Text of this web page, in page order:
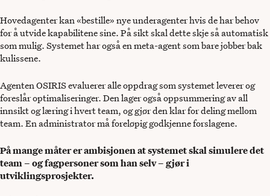
Hovedagenter kan «bestille» nye underagenter hvis de har behov
for å utvide kapabilitene sine. På sikt skal dette skje så automatisk
som mulig. Systemet har også en meta-agent som bare jobber bak
kulissene.
Agenten OSIRIS evaluerer alle oppdrag som systemet leverer og
foreslår optimaliseringer. Den lager også oppsummering av all
innsikt og læring i hvert team, og gjør den klar for deling mellom
team. En administrator må foreløpig godkjenne forslagene.
På mange måter er ambisjonen at systemet skal simulere det
team – og fagpersoner som han selv – gjør i
utviklingsprosjekter.